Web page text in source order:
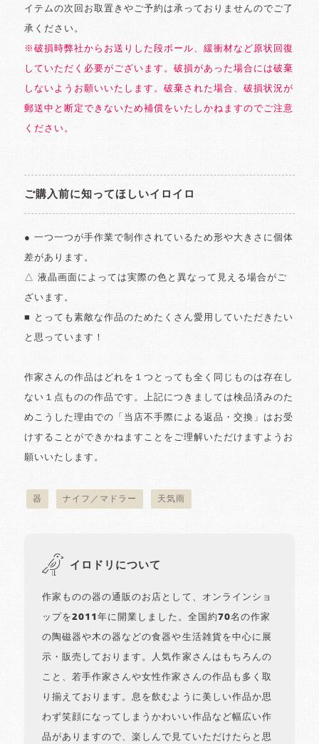
イテムの次回お取置きやご予約は承っておりませんのでご了
承ください。
※破損時弊社からお送りした段ボール、緩衝材など原状回復
していただく必要がございます。破損があった場合には破棄
しないようお願いいたします。破棄された場合、破損状況が
郵送中と断定できないため補償をいたしかねますのでご注意
ください。
ご購入前に知ってほしいイロイロ
● 一つ一つが手作業で制作されているため形や大きさに個体
差があります。
△ 液晶画面によっては実際の色と異なって見える場合がご
ざいます。
■ とっても素敵な作品のためたくさん愛用していただきたい
と思っています！
作家さんの作品はどれを１つとっても全く同じものは存在し
ない１点ものの作品です。上記につきましては検品済みのた
めこうした理由での「当店不手際による返品・交換」はお受
けすることができかねますことをご理解いただけますようお
願いいたします。
器 ナイフ／マドラー 天気雨
イロドリについて
作家ものの器の通販のお店として、オンラインショ
ップを2011年に開業しました。全国約70名の作家
の陶磁器や木の器などの食器や生活雑貨を中心に展
示・販売しております。人気作家さんはもちろんの
こと、若手作家さんや女性作家さんの作品も多く取
り揃えております。息を飲むように美しい作品か思
わず笑顔になってしまうかわいい作品など幅広い作
品がありますので、楽しんで見ていただけたらと思